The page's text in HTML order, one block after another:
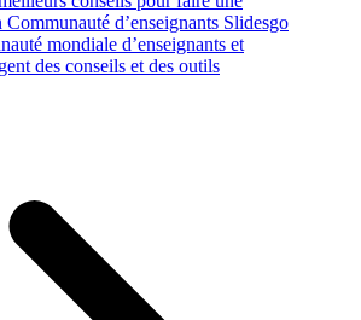
Communauté d’enseignants Slidesgo
mondiale d’enseignants et
des conseils et des outils